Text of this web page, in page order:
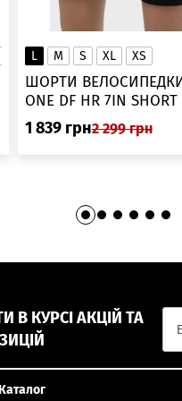
45.5
46
▲
L M S XL XS
ШОРТИ
ONE DF HR 7IN SHORT
DV9022-010
1 839 грн2 299 грн
В КУРСІ АКЦІЙ ТА